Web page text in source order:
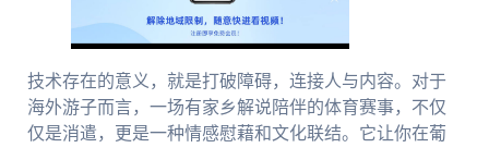
技术存在的意义，就是打破障碍，连接人与内容。对于
海外游子而言，一场有家乡解说陪伴的体育赛事，不仅
仅是消遣，更是一种情感慰藉和文化联结。它让你在葡